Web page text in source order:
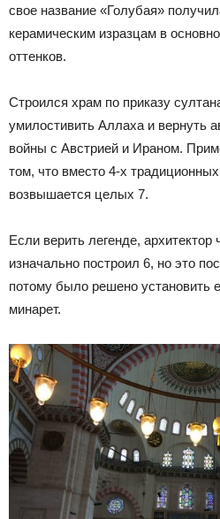
свое название «Голубая»
керамическим изразцам в
оттенков.
Строился храм по приказу
умилостивить Аллаха и вернуть
войны с Австрией и Ираном.
том, что вместо 4-х
возвышается целых 7.
Если верить легенде, архитектор
изначально построил 6, но это
потому было решено установить
минарет.